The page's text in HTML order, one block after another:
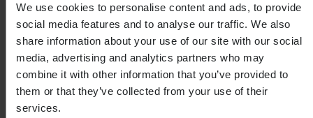
We use cookies to personalise content and ads, to provide
social media features and to analyse our traffic. We also
share information about your use of our site with our social
media, advertising and analytics partners who may
combine it with other information that you’ve provided to
them or that they’ve collected from your use of their
services.
Privacybeleid
Verzending & levering
Betaling
Retourneren
Herroepingsrecht
Informatie over recycling
Claims & klachten
Bestelstatus
Conformiteitsverklaring